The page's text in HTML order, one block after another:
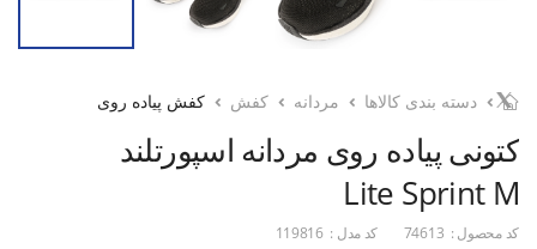
دسته بندی کالاها مردانه کفش کفش پیاده روی
کتونی پیاده روی مردانه اسپورتلند
Lite Sprint M
کد محصول : 74613 کد مدل : 119816